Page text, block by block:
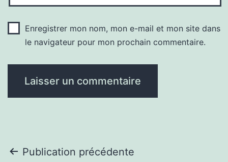
Enregistrer mon nom, mon e-mail et mon site dans
le navigateur pour mon prochain commentaire.
Navigation
Publication précédente